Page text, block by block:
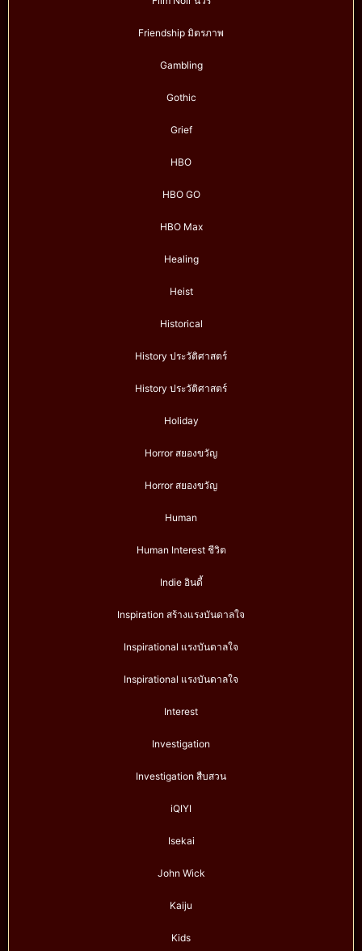
Friendship มิตรภาพ
Gambling
Gothic
Grief
HBO
HBO GO
HBO Max
Healing
Heist
Historical
History ประวัติศาสตร์
History ประวัติศาสตร์
Holiday
Horror สยองขวัญ
Horror สยองขวัญ
Human
Human Interest ชีวิต
Indie อินดี้
Inspiration สร้างแรงบันดาลใจ
Inspirational แรงบันดาลใจ
Inspirational แรงบันดาลใจ
Interest
Investigation
Investigation สืบสวน
iQIYI
Isekai
John Wick
Kaiju
Kids